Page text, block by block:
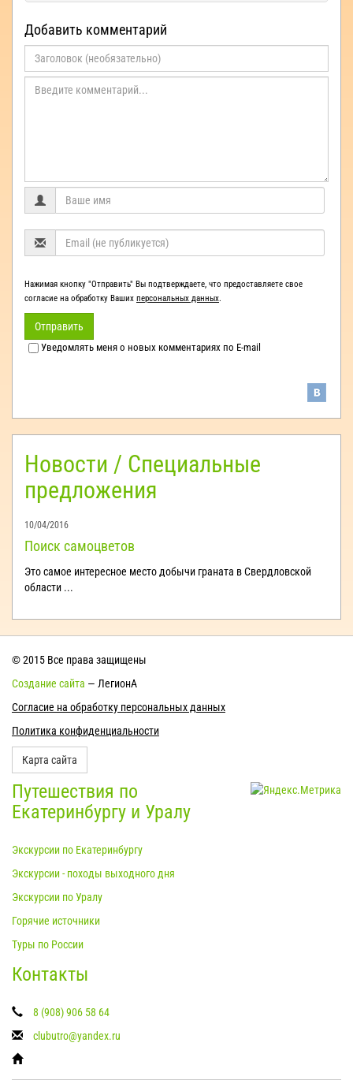
Добавить комментарий
Нажимая кнопку "Отправить" Вы подтверждаете, что предоставляете свое
согласие на обработку Ваших персональных данных.
Отправить
Уведомлять меня о новых комментариях по E-mail
Новости / Специальные
предложения
10/04/2016
Поиск самоцветов
Это самое интересное место добычи граната в Свердловской
области ...
© 2015 Все права защищены
Создание сайта — ЛегионА
Согласие на обработку персональных данных
Политика конфиденциальности
Карта сайта
Путешествия по
Екатеринбургу и Уралу
Экскурсии по Екатеринбургу
Экскурсии - походы выходного дня
Экскурсии по Уралу
Горячие источники
Туры по России
Контакты
8 (908) 906 58 64
clubutro@yandex.ru